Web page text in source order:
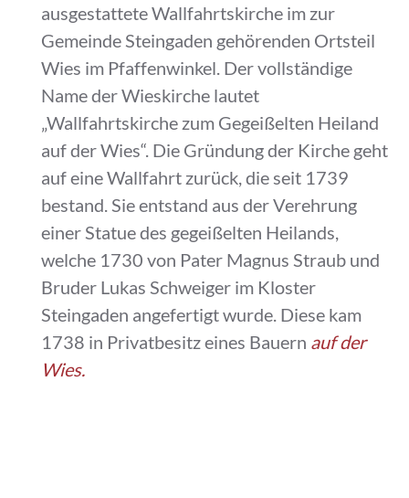
ausgestattete Wallfahrtskirche im zur
Gemeinde Steingaden gehörenden Ortsteil
Wies im Pfaffenwinkel. Der vollständige
Name der Wieskirche lautet
„Wallfahrtskirche zum Gegeißelten Heiland
auf der Wies“. Die Gründung der Kirche geht
auf eine Wallfahrt zurück, die seit 1739
bestand. Sie entstand aus der Verehrung
einer Statue des gegeißelten Heilands,
welche 1730 von Pater Magnus Straub und
Bruder Lukas Schweiger im Kloster
Steingaden angefertigt wurde. Diese kam
1738 in Privatbesitz eines Bauern auf der
Wies.